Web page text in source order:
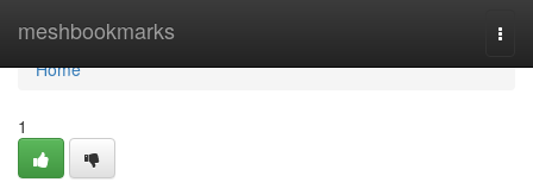
meshbookmarks
Home
Home
1